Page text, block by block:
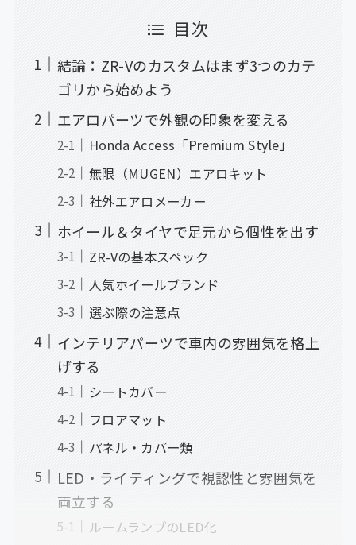
目次
結論：ZR-Vのカスタムはまず3つのカテ
ゴリから始めよう
エアロパーツで外観の印象を変える
Honda Access「Premium Style」
無限（MUGEN）エアロキット
社外エアロメーカー
ホイール＆タイヤで足元から個性を出す
ZR-Vの基本スペック
人気ホイールブランド
選ぶ際の注意点
インテリアパーツで車内の雰囲気を格上
げする
シートカバー
フロアマット
パネル・カバー類
LED・ライティングで視認性と雰囲気を
両立する
ルームランプのLED化